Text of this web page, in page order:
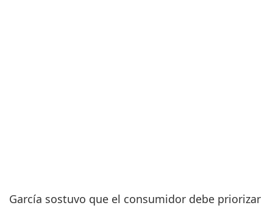
García sostuvo que el consumidor debe priorizar